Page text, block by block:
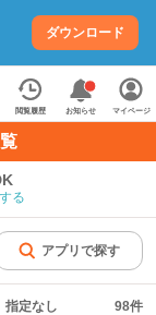
ダウンロード
閲覧履歴 お知らせ マイページ
る
アプリで探す
指定なし 98件